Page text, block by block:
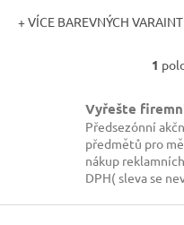
+ VÍCE BAREVNÝCH
1
Vyřešte
Předsezónní
předmětů pro
nákup
DPH( sleva se
Z